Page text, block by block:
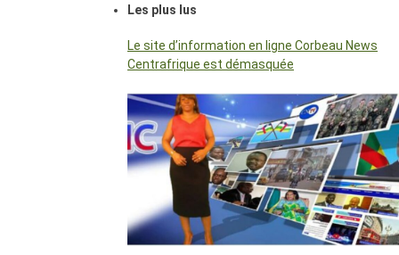
Les plus lus
Le site d’information en ligne Corbeau News
Centrafrique est démasquée